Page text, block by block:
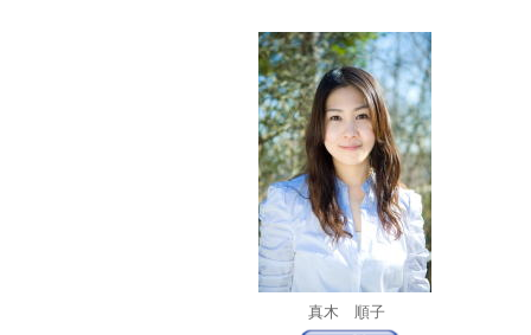
真木 順子